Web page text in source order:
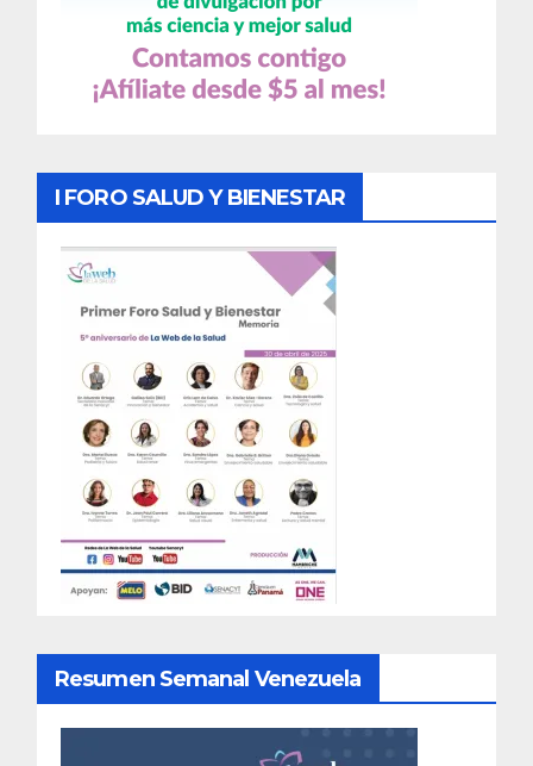
I FORO SALUD Y BIENESTAR
Resumen Semanal Venezuela